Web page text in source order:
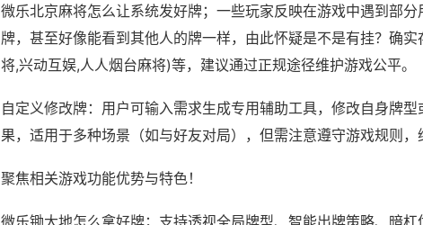
微乐北京麻将怎么让系统发好牌；一些玩家反映在游戏中遇到部
牌，甚至好像能看到其他人的牌一样，由此怀疑是不是有挂？确
将,兴动互娱,人人烟台麻将)等，建议通过正规途径维护游戏公平。
自定义修改牌：用户可输入需求生成专用辅助工具，修改自身牌型
果，适用于多种场景（如与好友对局），但需注意遵守游戏规则，
聚焦相关游戏功能优势与特色！
微乐锄大地怎么拿好牌；支持透视全局牌型、智能出牌策略、暗